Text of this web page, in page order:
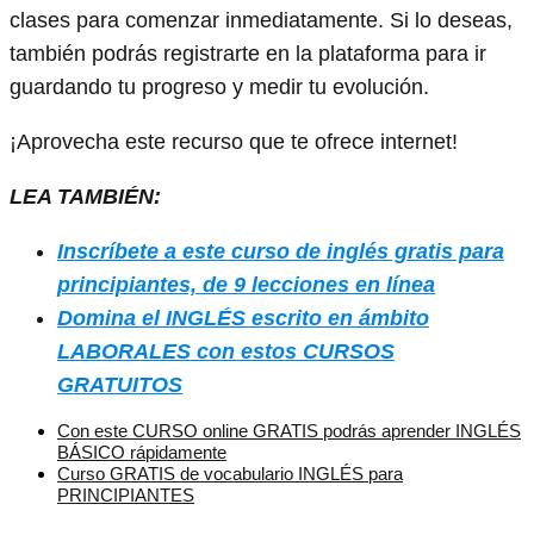
clases para comenzar inmediatamente. Si lo deseas,
también podrás registrarte en la plataforma para ir
guardando tu progreso y medir tu evolución.
¡Aprovecha este recurso que te ofrece internet!
LEA TAMBIÉN:
Inscríbete a este curso de inglés gratis para
principiantes, de 9 lecciones en línea
Domina el INGLÉS escrito en ámbito
LABORALES con estos CURSOS
GRATUITOS
Con este CURSO online GRATIS podrás aprender INGLÉS
BÁSICO rápidamente
Curso GRATIS de vocabulario INGLÉS para
PRINCIPIANTES